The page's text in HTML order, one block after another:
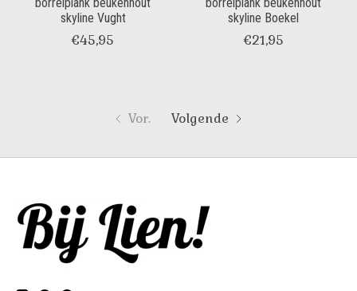
skyline Vught
€45,95
skyline Boekel
€21,95
Vor. Volgende